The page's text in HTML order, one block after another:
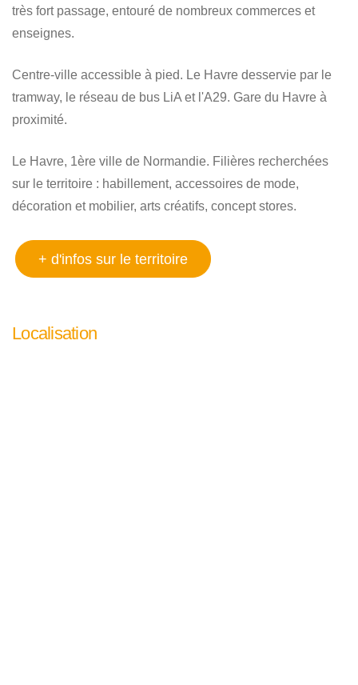
très fort passage, entouré de nombreux commerces et
enseignes.
Centre-ville accessible à pied. Le Havre desservie par le
tramway, le réseau de bus LiA et l'A29. Gare du Havre à
proximité.
Le Havre, 1ère ville de Normandie. Filières recherchées
sur le territoire : habillement, accessoires de mode,
décoration et mobilier, arts créatifs, concept stores.
+ d'infos sur le territoire
Localisation